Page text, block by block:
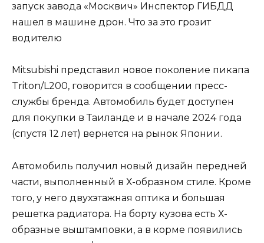
запуск завода «Москвич» Инспектор ГИБДД
нашел в машине дрон. Что за это грозит
водителю
Mitsubishi представил новое поколение пикапа
Triton/L200, говорится в сообщении пресс-
службы бренда. Автомобиль будет доступен
для покупки в Таиланде и в начале 2024 года
(спустя 12 лет) вернется на рынок Японии.
Автомобиль получил новый дизайн передней
части, выполненный в Х-образном стиле. Кроме
того, у него двухэтажная оптика и большая
решетка радиатора. На борту кузова есть Х-
образные выштамповки, а в корме появились